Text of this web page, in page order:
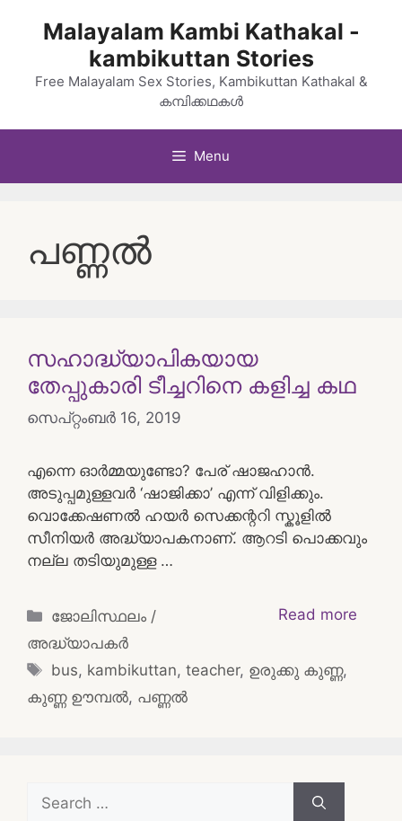
Malayalam Kambi Kathakal -
kambikuttan Stories
Free Malayalam Sex Stories, Kambikuttan Kathakal &
കമ്പിക്കഥകൾ
Menu
പണ്ണൽ
സഹാദ്ധ്യാപികയായ
തേപ്പുകാരി ടീച്ചറിനെ കളിച്ച കഥ
സെപ്റ്റംബർ 16, 2019
എന്നെ ഓർമ്മയുണ്ടോ? പേര് ഷാജഹാൻ.
അടുപ്പമുള്ളവർ ‘ഷാജിക്കാ’ എന്ന് വിളിക്കും.
വൊക്കേഷണൽ ഹയർ സെക്കന്ററി സ്കൂളിൽ
സീനിയർ അദ്ധ്യാപകനാണ്. ആറടി പൊക്കവും
നല്ല തടിയുമുള്ള …
Read more
Categories
ജോലിസ്ഥലം /
അദ്ധ്യാപകർ
Tags
bus, kambikuttan,teacher, ഉരുക്കു കുണ്ണ,
കുണ്ണ ഊമ്പൽ, പണ്ണൽ
for: